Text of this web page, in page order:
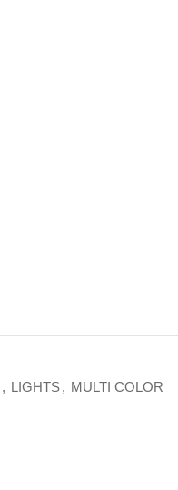
, LIGHTS, MULTI COLOR